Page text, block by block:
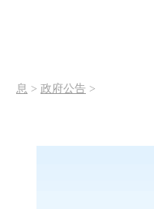
息 > 政府公告 >